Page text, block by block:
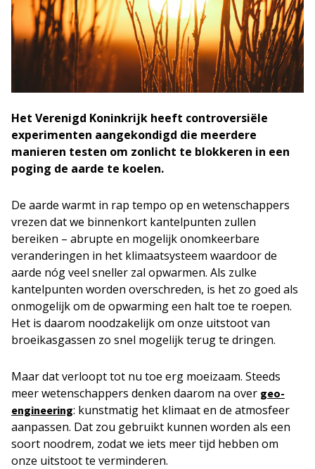
Het Verenigd Koninkrijk heeft controversiële
experimenten aangekondigd die meerdere
manieren testen om zonlicht te blokkeren in een
poging de aarde te koelen.
De aarde warmt in rap tempo op en wetenschappers
vrezen dat we binnenkort kantelpunten zullen
bereiken – abrupte en mogelijk onomkeerbare
veranderingen in het klimaatsysteem waardoor de
aarde nóg veel sneller zal opwarmen. Als zulke
kantelpunten worden overschreden, is het zo goed als
onmogelijk om de opwarming een halt toe te roepen.
Het is daarom noodzakelijk om onze uitstoot van
broeikasgassen zo snel mogelijk terug te dringen.
Maar dat verloopt tot nu toe erg moeizaam. Steeds
meer wetenschappers denken daarom na over geo-
engineering: kunstmatig het klimaat en de atmosfeer
aanpassen. Dat zou gebruikt kunnen worden als een
soort noodrem, zodat we iets meer tijd hebben om
onze uitstoot te verminderen.